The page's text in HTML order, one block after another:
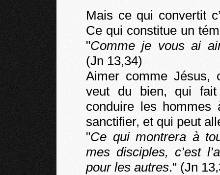
Mais ce qui convertit
Ce qui constitue un
"Comme je vous ai
(Jn 13,34)
Aimer comme Jésus,
veut du bien, qui
conduire les
sanctifier, et qui peut
"Ce qui montrera à
mes disciples, c’est
pour les autres." (Jn